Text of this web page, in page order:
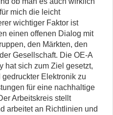
mich die leicht
wichtiger Faktor ist
einen offenen Dialog mit
den Märkten, den
Gesellschaft. Die OE-A
hat sich zum Ziel gesetzt,
Elektronik zu
für eine nachhaltige
Arbeitskreis stellt
arbeitet an Richtlinien und